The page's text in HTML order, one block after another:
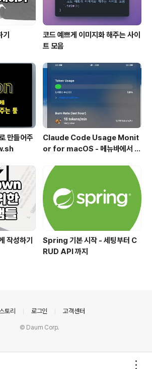
코드 예쁘게 이미지화 해주는 사이
트 모음
만들어주
Claude Code Usage Monit
or for macOS - 메뉴바에서 클
작성하기
Spring 기본 시작 - 세팅부터 C
RUD API 까지
토리 로그인 고객센터
© Daum Corp.